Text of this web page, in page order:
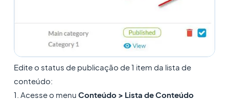
Edite o status de publicação de 1 item da lista de
conteúdo:
1. Acesse o menu Conteúdo > Lista de Conteúdo